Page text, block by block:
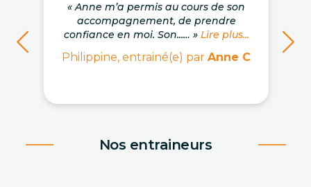
« Anne m’a permis au cours de son
accompagnement, de prendre
confiance en moi. Son...… » Lire plus...
Philippine, entrainé(e) par Anne C
Nos entraineurs